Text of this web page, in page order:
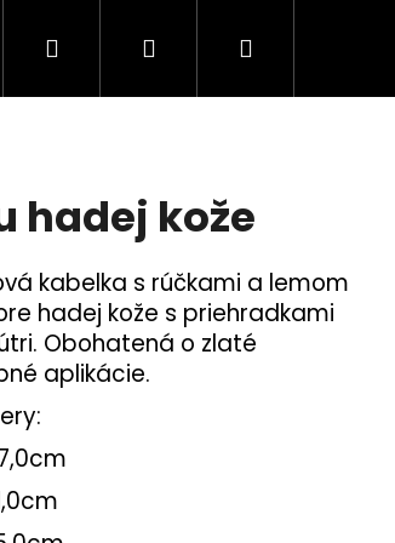
Hľadať PrihlásenieNákupný
hadej kože
kabelka s rúčkami a lemom
hadej kože s priehradkami
Obohatená o zlaté
aplikácie.